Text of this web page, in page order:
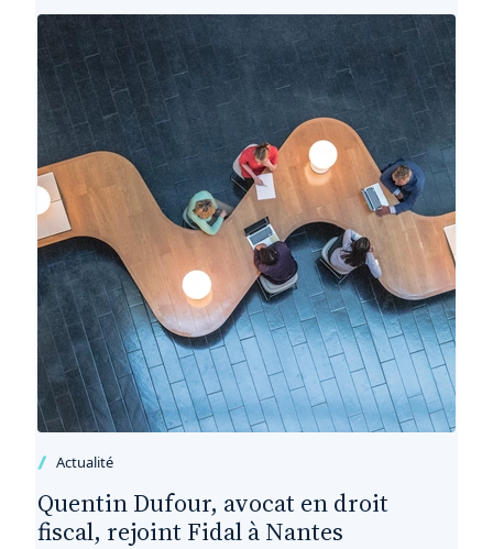
Actualité
Quentin Dufour, avocat en droit
fiscal, rejoint Fidal à Nantes